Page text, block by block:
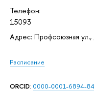
Телефон:
15093
Адрес: Профсоюзная ул.,
Расписание
ORCID: 0000-0001-6894-